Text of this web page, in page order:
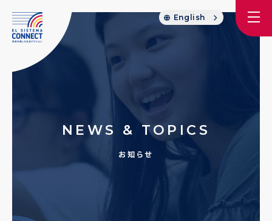
English
NEWS & TOPICS
お知らせ